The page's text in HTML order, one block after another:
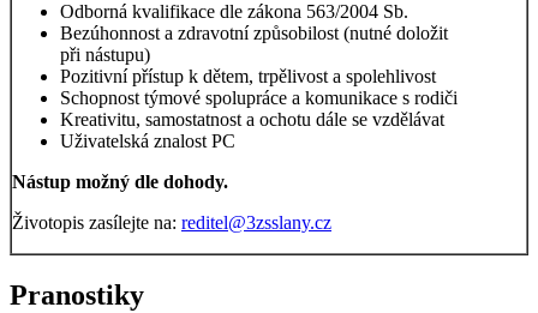
Odborná kvalifikace dle zákona 563/2004 Sb.
Bezúhonnost a zdravotní způsobilost (nutné doložit
při nástupu)
Pozitivní přístup k dětem, trpělivost a spolehlivost
Schopnost týmové spolupráce a komunikace s rodiči
Kreativitu, samostatnost a ochotu dále se vzdělávat
Uživatelská znalost PC
Nástup možný dle dohody.
Životopis zasílejte na: reditel@3zsslany.cz
Pranostiky